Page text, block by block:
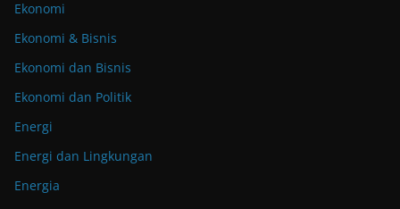
Ekonomi
Ekonomi & Bisnis
Ekonomi dan Bisnis
Ekonomi dan Politik
Energi
Energi dan Lingkungan
Energia